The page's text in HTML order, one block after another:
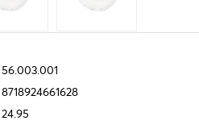
56.003.001
8718924661628
24.95